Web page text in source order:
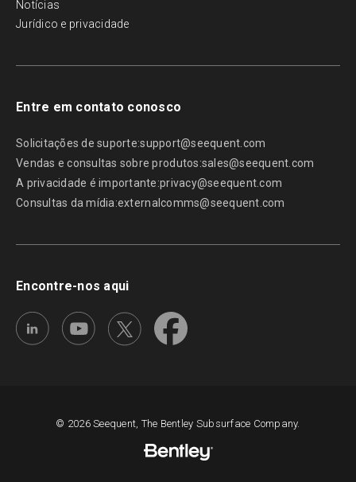
Notícias
Jurídico e privacidade
Entre em contato conosco
Solicitações de suporte:support@seequent.com
Vendas e consultas sobre produtos:sales@seequent.com
A privacidade é importante:privacy@seequent.com
Consultas da mídia:externalcomms@seequent.com
Encontre-nos aqui
© 2026 Seequent, The Bentley Subsurface Company.